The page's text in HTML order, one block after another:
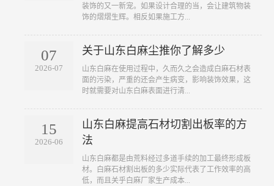
装饰的又一新宠。如果设计合理的当，会让建筑物装
饰的熠熠生辉。相反如果施工方...
07
2026-07
关于山东白麻尘推你了解多少
山东白麻在使用过程中，久而久之会造成白麻石材表
面的污染，严重的还会产生病变，影响装饰效果，这
时就需要对山东白麻表面进行清...
15
2026-06
山东白麻提高石材切割出板率的方
法
山东白麻都是由荒料经过多道手续的加工最终形成板
材。白麻石材割出板的多少实际代表了工作效率的高
低，而且关乎白麻厂家生产成本...